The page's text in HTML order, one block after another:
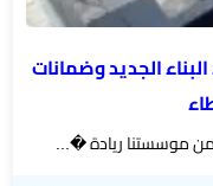
الجديد وضمانات
من موسستنا ريادة �...